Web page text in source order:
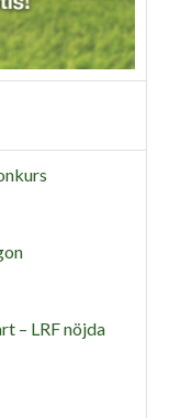
– LRF nöjda